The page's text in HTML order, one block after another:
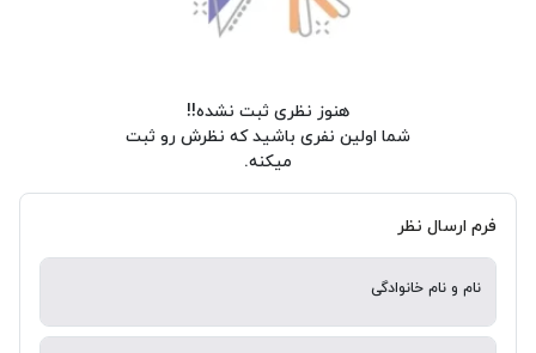
هنوز نظری ثبت نشده!!
شما اولین نفری باشید که نظرش رو ثبت
میکنه.
فرم ارسال نظر
نام و نام خانوادگی